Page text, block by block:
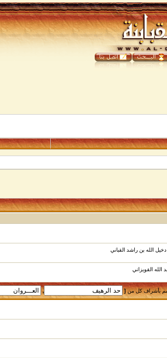
الله بن راشد القباني
الله القويزاني
بأشراف كل من[
,